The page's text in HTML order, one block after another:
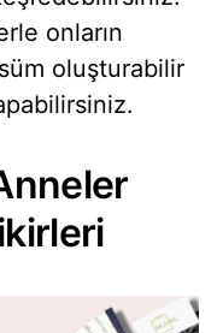
onların
oluşturabilir